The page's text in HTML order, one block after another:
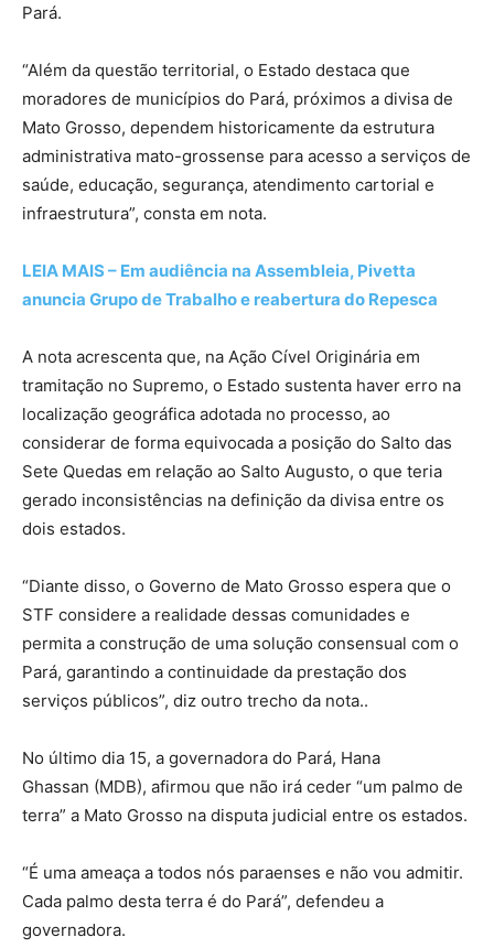
Pará.
“Além da questão territorial, o Estado destaca que
moradores de municípios do Pará, próximos a divisa de
Mato Grosso, dependem historicamente da estrutura
administrativa mato-grossense para acesso a serviços de
saúde, educação, segurança, atendimento cartorial e
infraestrutura”, consta em nota.
LEIA MAIS – Em audiência na Assembleia, Pivetta
anuncia Grupo de Trabalho e reabertura do Repesca
A nota acrescenta que, na Ação Cível Originária em
tramitação no Supremo, o Estado sustenta haver erro na
localização geográfica adotada no processo, ao
considerar de forma equivocada a posição do Salto das
Sete Quedas em relação ao Salto Augusto, o que teria
gerado inconsistências na definição da divisa entre os
dois estados.
“Diante disso, o Governo de Mato Grosso espera que o
STF considere a realidade dessas comunidades e
permita a construção de uma solução consensual com o
Pará, garantindo a continuidade da prestação dos
serviços públicos”, diz outro trecho da nota..
No último dia 15, a governadora do Pará, Hana
Ghassan (MDB), afirmou que não irá ceder “um palmo de
terra” a Mato Grosso na disputa judicial entre os estados.
“É uma ameaça a todos nós paraenses e não vou admitir.
Cada palmo desta terra é do Pará”, defendeu a
governadora.